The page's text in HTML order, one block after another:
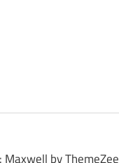
by ThemeZee